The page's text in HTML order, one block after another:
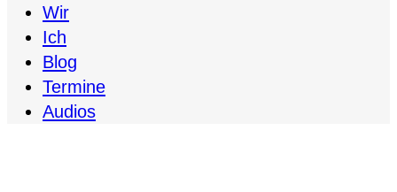
Wir
Ich
Blog
Termine
Audios